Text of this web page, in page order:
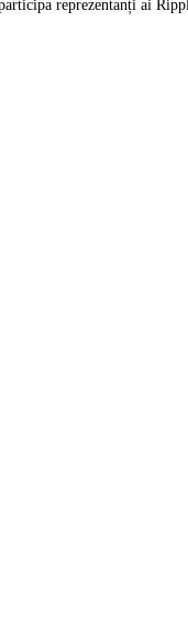
reprezentanți ai